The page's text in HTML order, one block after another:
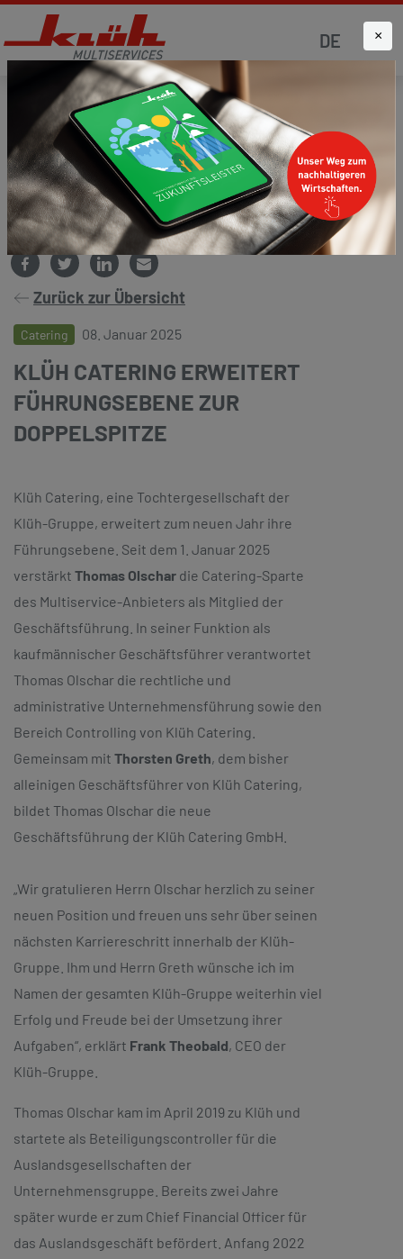
DE
Startseite Aktuelles
Presse und Medien
Zurück zur Übersicht
Catering 08. Januar 2025
KLÜH CATERING ERWEITERT
FÜHRUNGSEBENE ZUR
DOPPELSPITZE
Klüh Catering, eine Tochtergesellschaft der
Klüh-Gruppe, erweitert zum neuen Jahr ihre
Führungsebene. Seit dem 1. Januar 2025
verstärkt Thomas Olschar die Catering-Sparte
des Multiservice-Anbieters als Mitglied der
Geschäftsführung. In seiner Funktion als
kaufmännischer Geschäftsführer verantwortet
Thomas Olschar die rechtliche und
administrative Unternehmensführung sowie den
Bereich Controlling von Klüh Catering.
Gemeinsam mit Thorsten Greth, dem bisher
alleinigen Geschäftsführer von Klüh Catering,
bildet Thomas Olschar die neue
Geschäftsführung der Klüh Catering GmbH.
„Wir gratulieren Herrn Olschar herzlich zu seiner
neuen Position und freuen uns sehr über seinen
nächsten Karriereschritt innerhalb der Klüh-
Gruppe. Ihm und Herrn Greth wünsche ich im
Namen der gesamten Klüh-Gruppe weiterhin viel
Erfolg und Freude bei der Umsetzung ihrer
Aufgaben“, erklärt Frank Theobald, CEO der
Klüh-Gruppe.
Thomas Olschar kam im April 2019 zu Klüh und
startete als Beteiligungscontroller für die
Auslandsgesellschaften der
Unternehmensgruppe. Bereits zwei Jahre
später wurde er zum Chief Financial Officer für
das Auslandsgeschäft befördert. Anfang 2022
×